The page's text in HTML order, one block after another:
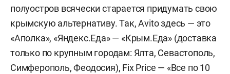
полуостров всячески старается придумать свою
крымскую альтернативу. Так, Avito здесь — это
«Аполка», «Яндекс.Еда» — «Крым.Еда» (доставка
только по крупным городам: Ялта, Севастополь,
Симферополь, Феодосия), Fix Price — «Все по 10